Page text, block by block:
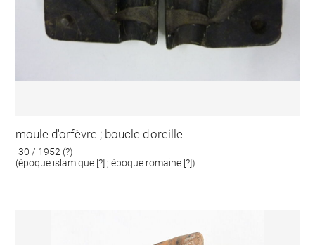
moule d'orfèvre ; boucle d'oreille
-30 / 1952 (?)
(époque islamique [?] ; époque romaine [?])